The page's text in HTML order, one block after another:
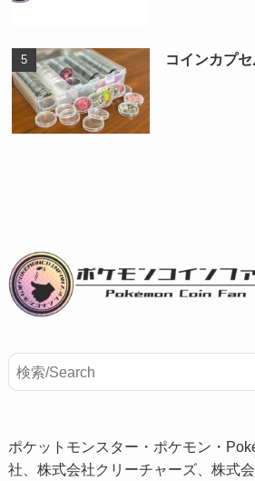
コインカプ
ポケットモンスター・ポケモン・
社、株式会社クリーチャーズ、株式